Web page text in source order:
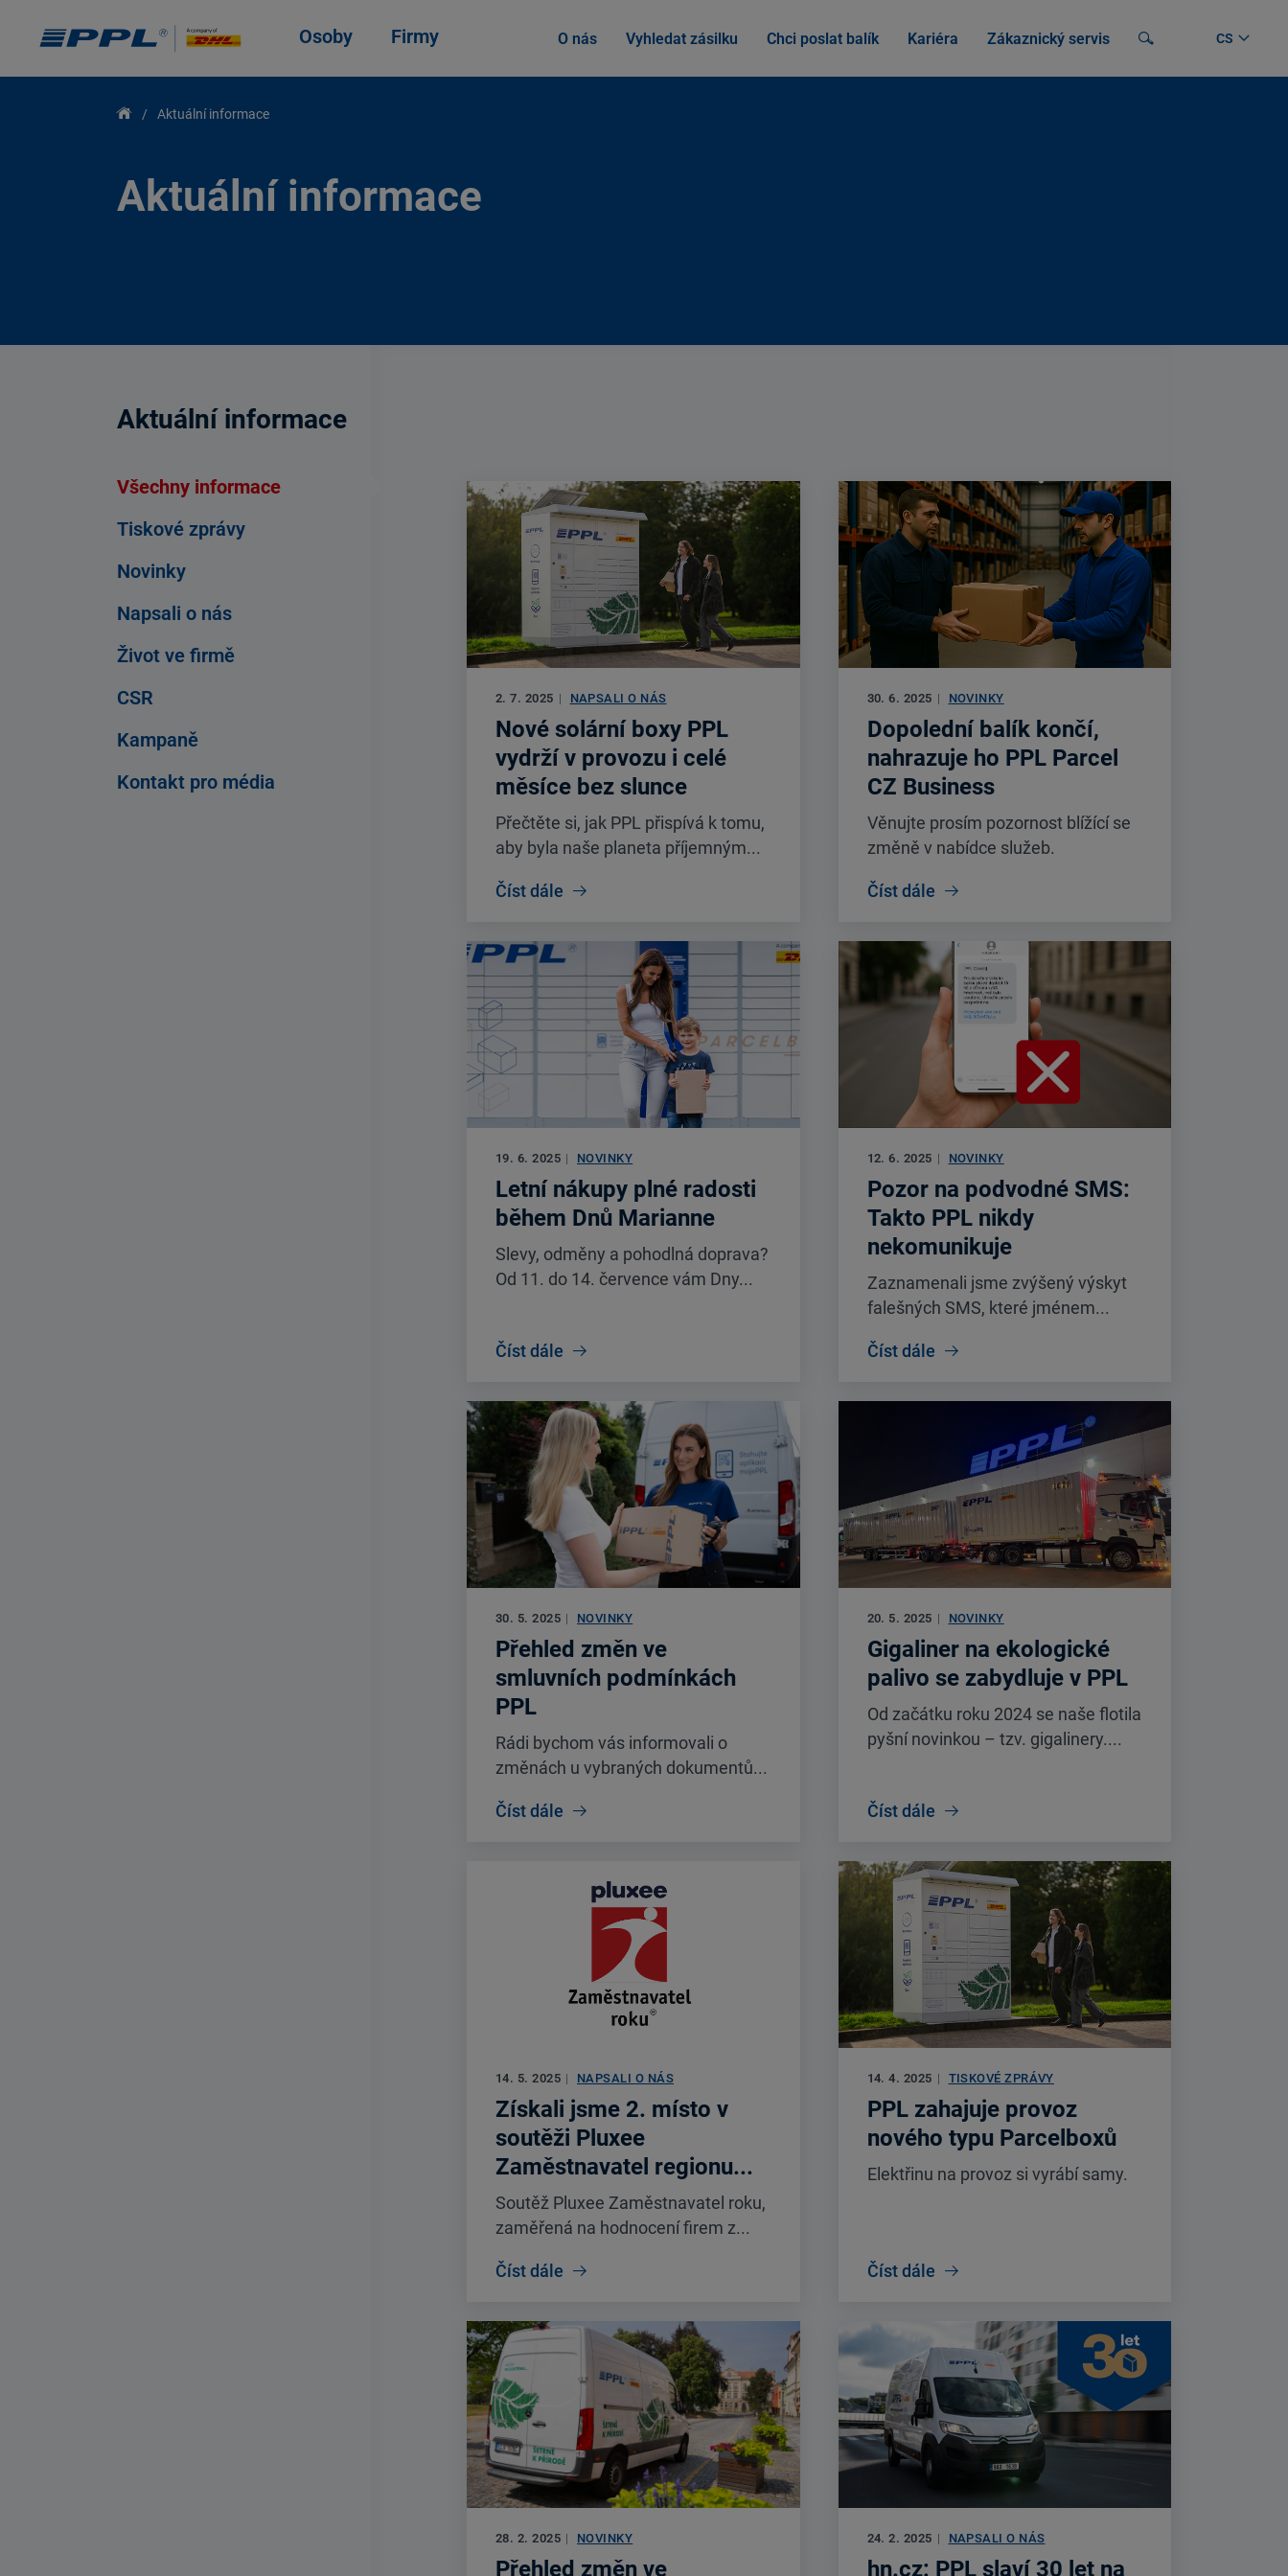
Osoby Firmy O nás Vyhledat zásilku Chci poslat balík Kariéra Zákaznický servis
Vyhledávání
Aktuální informace
Aktuální informace
Aktuální informace
Všechny informace
Tiskové zprávy
Novinky
Napsali o nás
Život ve firmě
CSR
Kampaně
Kontakt pro média
2. 7. 2025 | NAPSALI O NÁS
Nové solární boxy PPL
vydrží v provozu i celé
měsíce bez slunce
Přečtěte si, jak PPL přispívá k tomu,
aby byla naše planeta příjemným...
Číst dále
30. 6. 2025 | NOVINKY
Dopolední balík končí,
nahrazuje ho PPL Parcel
CZ Business
Věnujte prosím pozornost blížící se
změně v nabídce služeb.
Číst dále
19. 6. 2025 | NOVINKY
Letní nákupy plné radosti
během Dnů Marianne
Slevy, odměny a pohodlná doprava?
Od 11. do 14. července vám Dny...
Číst dále
12. 6. 2025 | NOVINKY
Pozor na podvodné SMS:
Takto PPL nikdy
nekomunikuje
Zaznamenali jsme zvýšený výskyt
falešných SMS, které jménem...
Číst dále
30. 5. 2025 | NOVINKY
Přehled změn ve
smluvních podmínkách
PPL
Rádi bychom vás informovali o
změnách u vybraných dokumentů...
Číst dále
20. 5. 2025 | NOVINKY
Gigaliner na ekologické
palivo se zabydluje v PPL
Od začátku roku 2024 se naše flotila
pyšní novinkou – tzv. gigalinery....
Číst dále
14. 5. 2025 | NAPSALI O NÁS
Získali jsme 2. místo v
soutěži Pluxee
Zaměstnavatel regionu...
Soutěž Pluxee Zaměstnavatel roku,
zaměřená na hodnocení firem z...
Číst dále
14. 4. 2025 | TISKOVÉ ZPRÁVY
PPL zahajuje provoz
nového typu Parcelboxů
Elektřinu na provoz si vyrábí samy.
Číst dále
28. 2. 2025 | NOVINKY
Přehled změn ve
24. 2. 2025 | NAPSALI O NÁS
hn.cz: PPL slaví 30 let na